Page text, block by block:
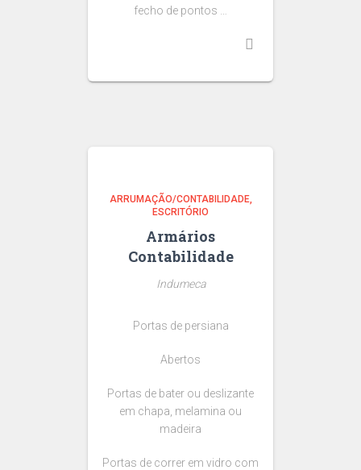
fecho de pontos …
ARRUMAÇÃO/CONTABILIDADE
ESCRITÓRIO
Armários
Contabilidade
Indumeca
Portas de persiana
Abertos
Portas de bater ou deslizante
em chapa, melamina ou
madeira
Portas de correr em vidro com